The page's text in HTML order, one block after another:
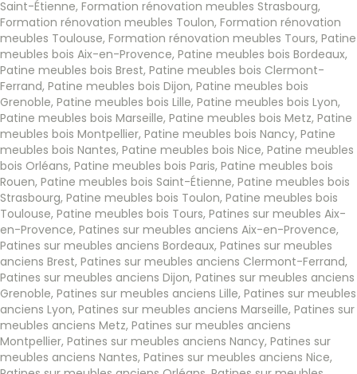
Saint-Étienne, Formation rénovation meubles Strasbourg,
Formation rénovation meubles Toulon, Formation rénovation
meubles Toulouse, Formation rénovation meubles Tours, Patine
meubles bois Aix-en-Provence, Patine meubles bois Bordeaux,
Patine meubles bois Brest, Patine meubles bois Clermont-
Ferrand, Patine meubles bois Dijon, Patine meubles bois
Grenoble, Patine meubles bois Lille, Patine meubles bois Lyon,
Patine meubles bois Marseille, Patine meubles bois Metz, Patine
meubles bois Montpellier, Patine meubles bois Nancy, Patine
meubles bois Nantes, Patine meubles bois Nice, Patine meubles
bois Orléans, Patine meubles bois Paris, Patine meubles bois
Rouen, Patine meubles bois Saint-Étienne, Patine meubles bois
Strasbourg, Patine meubles bois Toulon, Patine meubles bois
Toulouse, Patine meubles bois Tours, Patines sur meubles Aix-
en-Provence, Patines sur meubles anciens Aix-en-Provence,
Patines sur meubles anciens Bordeaux, Patines sur meubles
anciens Brest, Patines sur meubles anciens Clermont-Ferrand,
Patines sur meubles anciens Dijon, Patines sur meubles anciens
Grenoble, Patines sur meubles anciens Lille, Patines sur meubles
anciens Lyon, Patines sur meubles anciens Marseille, Patines sur
meubles anciens Metz, Patines sur meubles anciens
Montpellier, Patines sur meubles anciens Nancy, Patines sur
meubles anciens Nantes, Patines sur meubles anciens Nice,